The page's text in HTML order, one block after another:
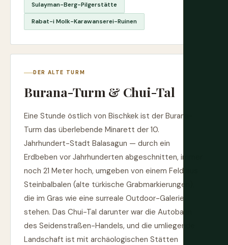
Sulayman-Berg-Pilgerstätte
Rabat-i Molk-Karawanserei-Ruinen
DER ALTE TURM
Burana-Turm & Chui-Tal
Eine Stunde östlich von Bischkek ist der Burana-
Turm das überlebende Minarett der 10.
Jahrhundert-Stadt Balasagun — durch ein
Erdbeben vor Jahrhunderten abgeschnitten, immer
noch 21 Meter hoch, umgeben von einem Feld aus
Steinbalbalen (alte türkische Grabmarkierungen),
die im Gras wie eine surreale Outdoor-Galerie
stehen. Das Chui-Tal darunter war die Autobahn
des Seidenstraßen-Handels, und die umliegende
Landschaft ist mit archäologischen Stätten